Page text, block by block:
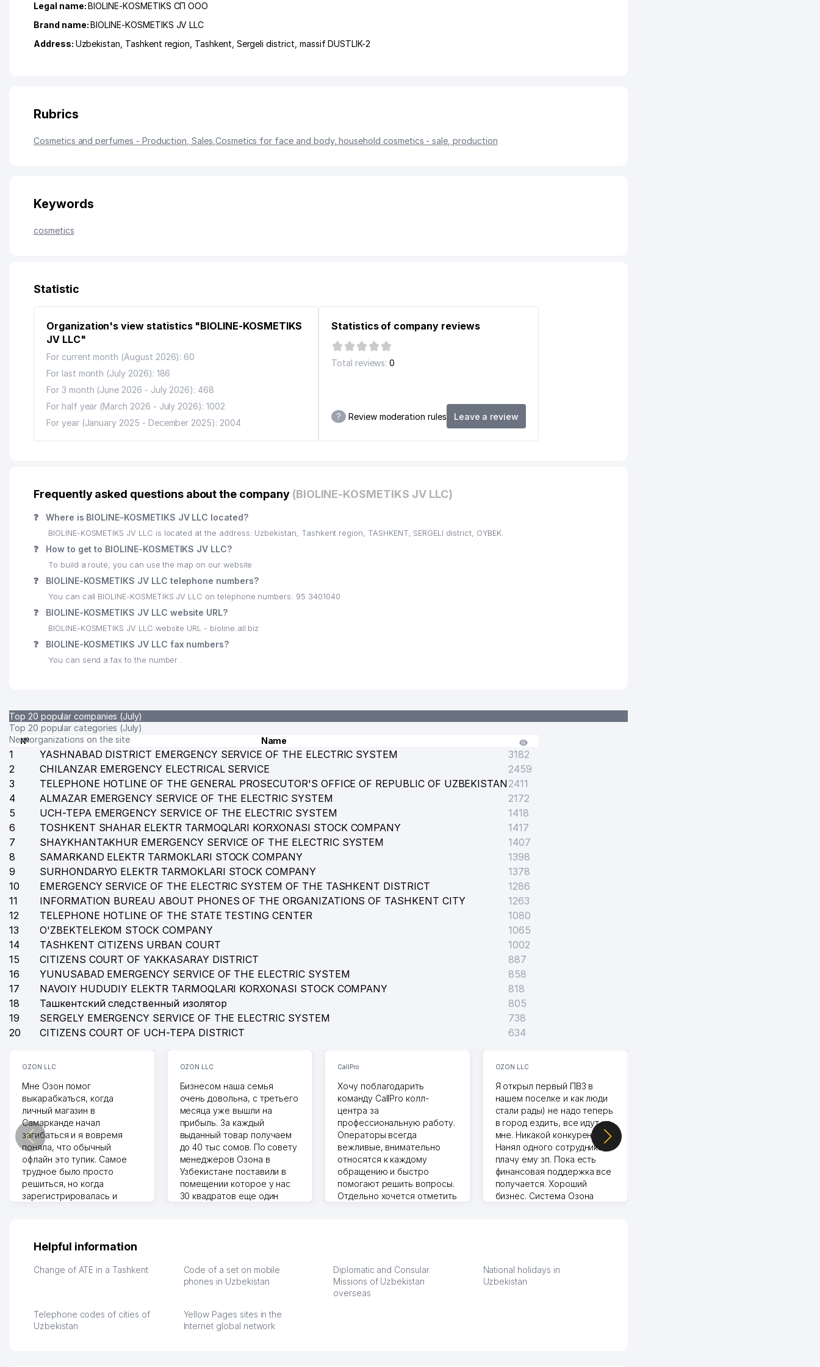
Legal name:BIOLINE-KOSMETIKS СП ООО
Brand name:BIOLINE-KOSMETIKS JV LLC
Address: Uzbekistan, Tashkent region Tashkent Sergeli district massif DUSTLIK-2
Rubrics
Cosmetics and perfumes - Production, Sales Cosmetics for face and body, household cosmetics - sale, production
Keywords
cosmetics
Statistic
Organization's view statistics "BIOLINE-KOSMETIKS
JV LLC"
For current month (August 2026): 60
For last month (July 2026): 186
For 3 month (June 2026 - July 2026): 468
For half year (March 2026 - July 2026): 1002
For year (January 2025 - December 2025): 2004
Statistics of company reviews
Total reviews: 0
? Review moderation rules Leave a review
Frequently asked questions about the company (BIOLINE-KOSMETIKS JV LLC)
❓ Where is BIOLINE-KOSMETIKS JV LLC located?
BIOLINE-KOSMETIKS JV LLC is located at the address: Uzbekistan, Tashkent region, TASHKENT, SERGELI district, OYBEK.
❓ How to get to BIOLINE-KOSMETIKS JV LLC?
To build a route, you can use the map on our website
❓ BIOLINE-KOSMETIKS JV LLC telephone numbers?
You can call BIOLINE-KOSMETIKS JV LLC on telephone numbers: 95 3401040
❓ BIOLINE-KOSMETIKS JV LLC website URL?
BIOLINE-KOSMETIKS JV LLC website URL - bioline.all.biz
❓ BIOLINE-KOSMETIKS JV LLC fax numbers?
You can send a fax to the number .
Top 20 popular companies (July)
Top 20 popular categories (July)
New organizations on the site
№ Name
1 YASHNABAD DISTRICT EMERGENCY SERVICE OF THE ELECTRIC SYSTEM
3182
2
CHILANZAR EMERGENCY ELECTRICAL SERVICE
2459
3
TELEPHONE HOTLINE OF THE GENERAL PROSECUTOR'S OFFICE OF REPUBLIC OF UZBEKISTAN2411
4
ALMAZAR EMERGENCY SERVICE OF THE ELECTRIC SYSTEM
2172
5
UCH-TEPA EMERGENCY SERVICE OF THE ELECTRIC SYSTEM
1418
6
TOSHKENT SHAHAR ELEKTR TARMOQLARI KORXONASI STOCK COMPANY
1417
7
SHAYKHANTAKHUR EMERGENCY SERVICE OF THE ELECTRIC SYSTEM
1407
8
SAMARKAND ELEKTR TARMOKLARI STOCK COMPANY
1398
9
SURHONDARYO ELEKTR TARMOKLARI STOCK COMPANY
1378
10
EMERGENCY SERVICE OF THE ELECTRIC SYSTEM OF THE TASHKENT DISTRICT
1286
11
INFORMATION BUREAU ABOUT PHONES OF THE ORGANIZATIONS OF TASHKENT CITY
1263
12
TELEPHONE HOTLINE OF THE STATE TESTING CENTER
1080
13
O'ZBEKTELEKOM STOCK COMPANY
1065
14
TASHKENT CITIZENS URBAN COURT
1002
15
CITIZENS COURT OF YAKKASARAY DISTRICT
887
16
YUNUSABAD EMERGENCY SERVICE OF THE ELECTRIC SYSTEM
858
17
NAVOIY HUDUDIY ELEKTR TARMOQLARI KORXONASI STOCK COMPANY
818
18
Ташкентский следственный изолятор
805
19
SERGELY EMERGENCY SERVICE OF THE ELECTRIC SYSTEM
738
20
CITIZENS COURT OF UCH-TEPA DISTRICT 634
OZON LLC
Мне Озон помог
выкарабкаться, когда
личный магазин в
Самарканде начал
загибаться и я вовремя
поняла, что обычный
офлайн это тупик. Самое
трудное было просто
решиться, но когда
зарегистрировалась и
на себя доставку до
хранение бесплатное
результаты. В последнее
время из России очень
OZON LLC
Бизнесом наша семья
очень довольна, с третьего
месяца уже вышли на
прибыль. За каждый
выданный товар получаем
до 40 тыс сомов. По совету
менеджеров Озона в
Узбекистане поставили в
помещении которое у нас
30 квадратов еще один
мышки и вообще все что
людям часто надо
CallPro
Хочу поблагодарить
команду CallPro колл-
центра за
профессиональную работу.
Операторы всегда
вежливые, внимательно
относятся к каждому
обращению и быстро
помогают решить вопросы.
Отдельно хочется отметить
обслуживания клиентов.
Рекомендую этот колл-
центр как надежного
OZON LLC
Я открыл первый ПВЗ в
нашем поселке и как люди
стали рады) не надо теперь
в город ездить, все идут ко
мне. Никакой конкуренции.
Нанял одного сотрудника,
плачу ему зп. Пока есть
финансовая поддержка все
получается. Хороший
бизнес. Система Озона
тут у нас уже есть ПВЗ.
Выгодное дело и
Helpful information
Change of ATE in a Tashkent
Code of a set on mobile
phones in Uzbekistan
Diplomatic and Consular
Missions of Uzbekistan
overseas
National holidays in
Uzbekistan
Telephone codes of cities of
Uzbekistan
Yellow Pages sites in the
Internet global network